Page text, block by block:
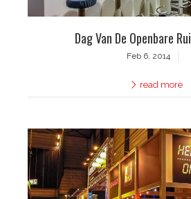
Dag Van De Openbare
Feb 6, 2014
read more